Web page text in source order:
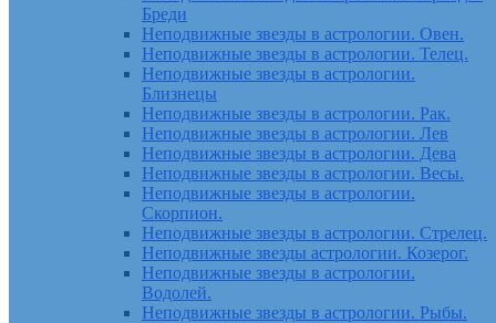
Бреди
Неподвижные звезды в астрологии. Овен.
Неподвижные звезды в астрологии. Телец.
Неподвижные звезды в астрологии.
Близнецы
Неподвижные звезды в астрологии. Рак.
Неподвижные звезды в астрологии. Лев
Неподвижные звезды в астрологии. Дева
Неподвижные звезды в астрологии. Весы.
Неподвижные звезды в астрологии.
Скорпион.
Неподвижные звезды в астрологии. Стрелец.
Неподвижные звезды астрологии. Козерог.
Неподвижные звезды в астрологии.
Водолей.
Неподвижные звезды в астрологии. Рыбы.